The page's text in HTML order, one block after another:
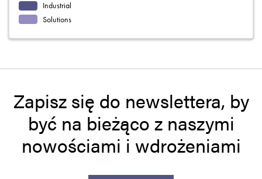
Industrial
Solutions
Zapisz się do newslettera, by
być na bieżąco z naszymi
nowościami i wdrożeniami